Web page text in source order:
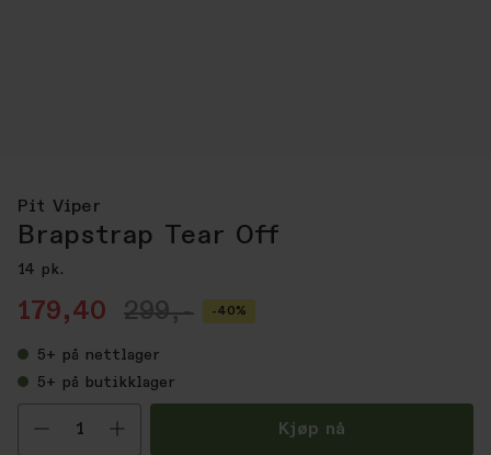
Pit Viper
Brapstrap Tear Off
14 pk.
179,40 299,- -40%
5+ på nettlager
5+ på butikklager
Velg antall Kjøp nå